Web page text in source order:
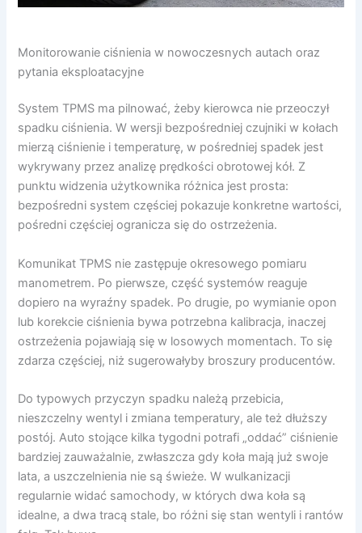
Monitorowanie ciśnienia w nowoczesnych autach oraz
pytania eksploatacyjne
System TPMS ma pilnować, żeby kierowca nie przeoczył
spadku ciśnienia. W wersji bezpośredniej czujniki w kołach
mierzą ciśnienie i temperaturę, w pośredniej spadek jest
wykrywany przez analizę prędkości obrotowej kół. Z
punktu widzenia użytkownika różnica jest prosta:
bezpośredni system częściej pokazuje konkretne wartości,
pośredni częściej ogranicza się do ostrzeżenia.
Komunikat TPMS nie zastępuje okresowego pomiaru
manometrem. Po pierwsze, część systemów reaguje
dopiero na wyraźny spadek. Po drugie, po wymianie opon
lub korekcie ciśnienia bywa potrzebna kalibracja, inaczej
ostrzeżenia pojawiają się w losowych momentach. To się
zdarza częściej, niż sugerowałyby broszury producentów.
Do typowych przyczyn spadku należą przebicia,
nieszczelny wentyl i zmiana temperatury, ale też dłuższy
postój. Auto stojące kilka tygodni potrafi „oddać” ciśnienie
bardziej zauważalnie, zwłaszcza gdy koła mają już swoje
lata, a uszczelnienia nie są świeże. W wulkanizacji
regularnie widać samochody, w których dwa koła są
idealne, a dwa tracą stale, bo różni się stan wentyli i rantów